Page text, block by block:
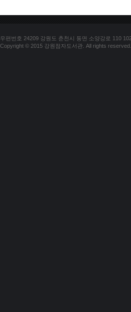
우편번호 24209 강원도 춘천시 동면 소양강로 110
Copyright © 2015 강원점자도서관. All rights reserved.